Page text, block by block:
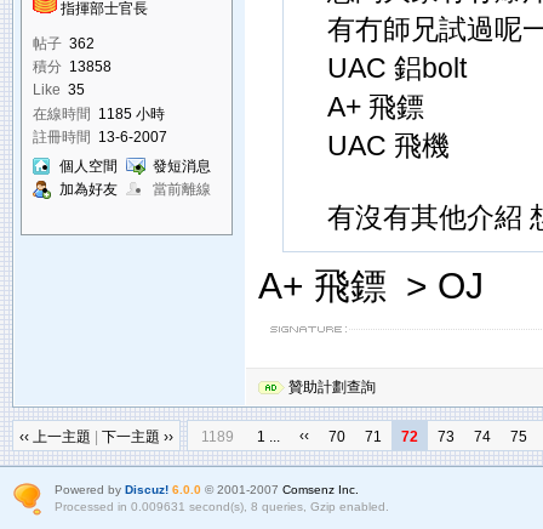
指揮部士官長
帖子 362
積分 13858
Like 35
在線時間 1185 小時
註冊時間 13-6-2007
個人空間
發短消息
加為好友
當前離線
有冇師兄試過呢
UAC 鋁bolt
A+ 飛鏢
UAC 飛機
有沒有其他介紹
A+ 飛鏢 > OJ
贊助計劃查詢
‹‹ 上一主題 下一主題 ›› 1189 1 ... ‹‹ 70 71 72 73 74 75
Powered by Discuz! 6.0.0© 2001-2007 Comsenz Inc.
Processed in 0.009631 second(s), 8 queries, Gzip enabled.